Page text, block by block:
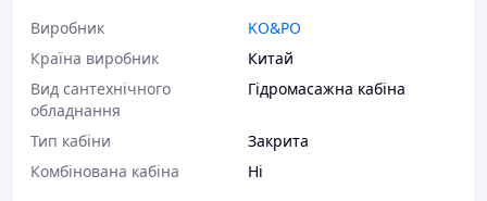
Виробник
KO&PO
Країна виробник
Китай
Вид сантехнічного
обладнання
Гідромасажна кабіна
Тип кабіни
Закрита
Комбінована кабіна
Ні